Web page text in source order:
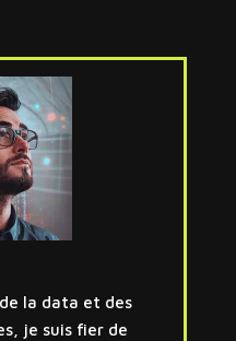
la data et des
je suis fier de